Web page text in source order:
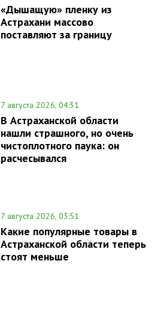
«Дышащую» пленку из
Астрахани массово
поставляют за границу
7 августа 2026, 04:31
В Астраханской области
нашли страшного, но очень
чистоплотного паука: он
расчесывался
7 августа 2026, 03:51
Какие популярные товары в
Астраханской области теперь
стоят меньше